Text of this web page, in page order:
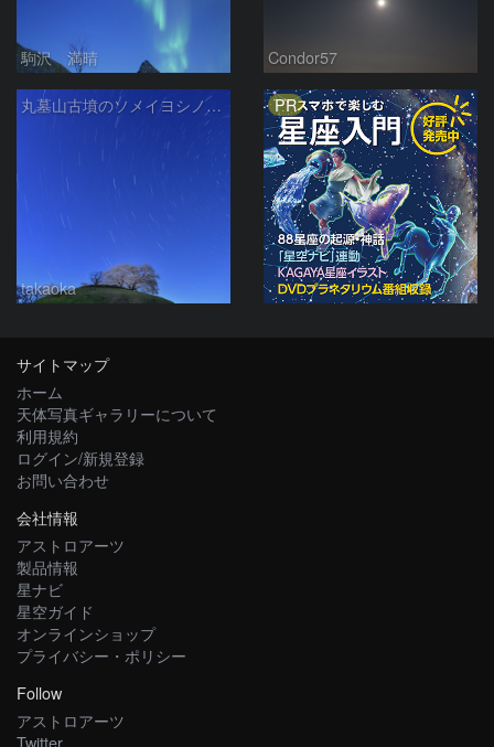
駒沢 満晴 Condor57
丸墓山古墳のソメイヨシノと北斗七星
takaoka
PR
サイトマップ
ホーム
天体写真ギャラリーについて
利用規約
ログイン/新規登録
お問い合わせ
会社情報
アストロアーツ
製品情報
星ナビ
星空ガイド
オンラインショップ
プライバシー・ポリシー
Follow
アストロアーツ
Twitter